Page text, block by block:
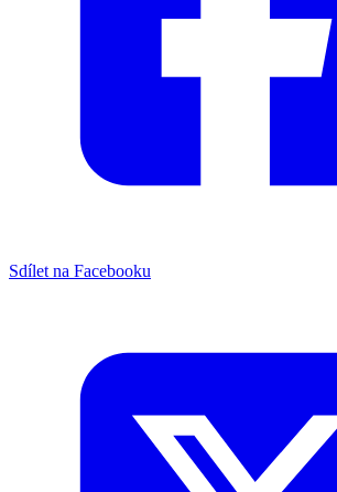
Sdílet na Facebooku